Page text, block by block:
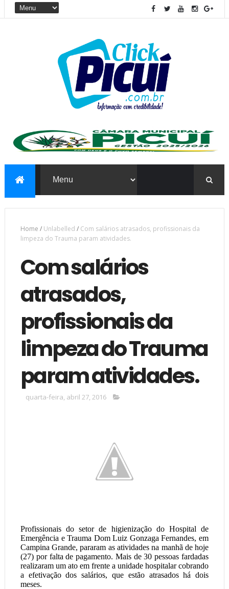
Home /Unlabelled / Com salários atrasados, profissionais da
limpeza do Trauma param atividades.
Com salários
atrasados,
profissionais da
limpeza do Trauma
param atividades.
quarta-feira, abril 27, 2016
Profissionais do setor de higienização do Hospital de
Emergência e Trauma Dom Luiz Gonzaga Fernandes, em
Campina Grande, pararam as atividades na manhã de hoje
(27) por falta de pagamento. Mais de 30 pessoas fardadas
realizaram um ato em frente a unidade hospitalar cobrando
a efetivação dos salários, que estão atrasados há dois
meses.